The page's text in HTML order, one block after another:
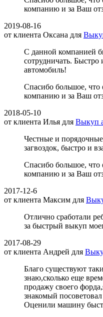
компанию и за Ваш
2019-08-16
от клиента Оксана для
С данной компанией
сотрудничать.
автомобиль!
Спасибо большое, что
компанию и за Ваш
2018-05-10
от клиента Илья для Выкуп
Честные и
загвоздок, быстро и
Спасибо большое, что
компанию и за Ваш
2017-12-6
от клиента Максим для
Отлично сработали
за быстрый выкуп
2017-08-29
от клиента Андрей для
Благо существуют
знаю,сколько еще
продажу своего
знакомый
Оценили машину